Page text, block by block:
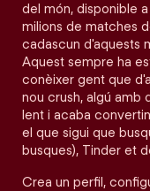
del món, disponible
milions de matches
cadascun d'aquests
Aquest sempre ha
conèixer gent que
nou crush, algú amb
lent i acaba
el que sigui que
busques), Tinder et
Crea un perfil,